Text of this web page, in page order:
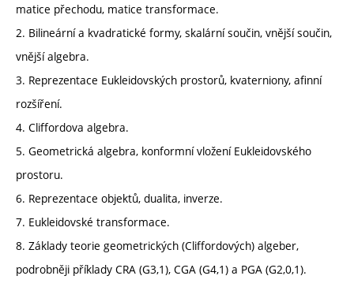
matice přechodu, matice transformace.
2. Bilineární a kvadratické formy, skalární součin, vnější součin,
vnější algebra.
3. Reprezentace Eukleidovských prostorů, kvaterniony, afinní
rozšíření.
4. Cliffordova algebra.
5. Geometrická algebra, konformní vložení Eukleidovského
prostoru.
6. Reprezentace objektů, dualita, inverze.
7. Eukleidovské transformace.
8. Základy teorie geometrických (Cliffordových) algeber,
podrobněji příklady CRA (G3,1), CGA (G4,1) a PGA (G2,0,1).